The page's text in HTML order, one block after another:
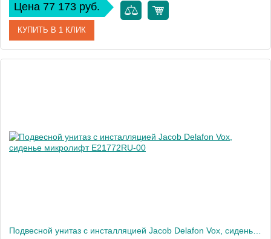
Цена 77 173 руб.
КУПИТЬ В 1 КЛИК
Вес, кг